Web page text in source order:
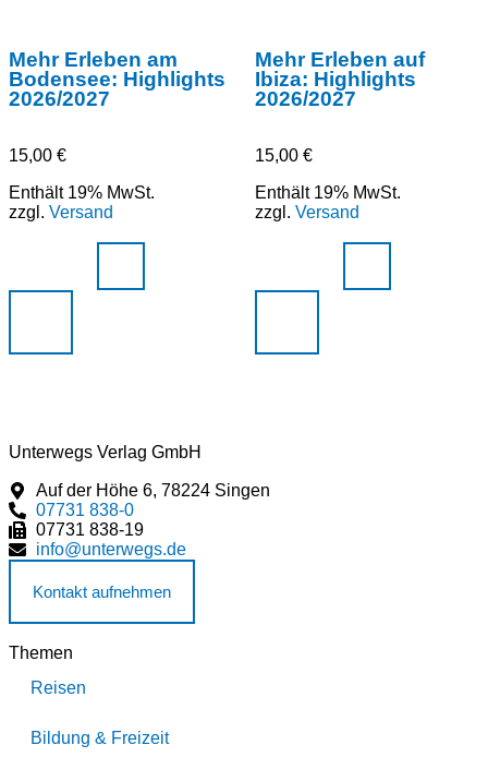
Mehr Erleben am
Bodensee: Highlights
2026/2027
15,00 €
Enthält 19% MwSt.
zzgl. Versand
Mehr Erleben auf
Ibiza: Highlights
2026/2027
15,00 €
Enthält 19% MwSt.
zzgl. Versand
Unterwegs Verlag GmbH
Auf der Höhe 6, 78224 Singen
07731 838-0
07731 838-19
info@unterwegs.de
Kontakt aufnehmen
Themen
Reisen
Bildung & Freizeit